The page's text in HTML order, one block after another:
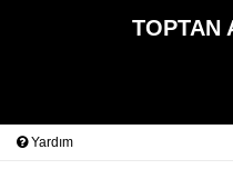
TOPTAN
Yardım